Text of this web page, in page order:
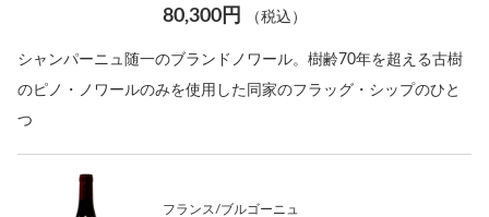
80,300円 （税込）
シャンパーニュ随一のブランドノワール。樹齢70年を超える古樹
のピノ・ノワールのみを使用した同家のフラッグ・シップのひと
つ
フランス/ブルゴーニュ